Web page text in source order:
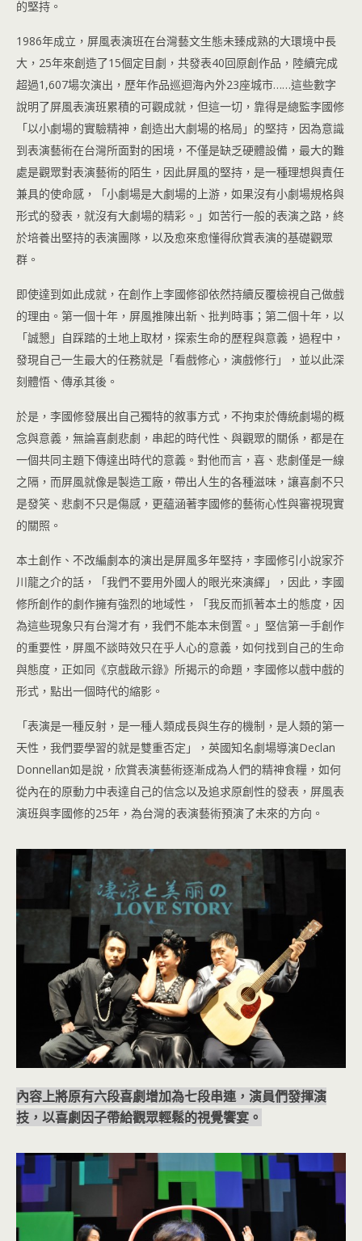
的堅持。
1986年成立，屏風表演班在台灣藝文生態未臻成熟的大環境中長
大，25年來創造了15個定目劇，共發表40回原創作品，陸續完成
超過1,607場次演出，歷年作品巡迴海內外23座城市……這些數字
說明了屏風表演班累積的可觀成就，但這一切，靠得是總監李國修
「以小劇場的實驗精神，創造出大劇場的格局」的堅持，因為意識
到表演藝術在台灣所面對的困境，不僅是缺乏硬體設備，最大的難
處是觀眾對表演藝術的陌生，因此屏風的堅持，是一種理想與責任
兼具的使命感，「小劇場是大劇場的上游，如果沒有小劇場規格與
形式的發表，就沒有大劇場的精彩。」如苦行一般的表演之路，終
於培養出堅持的表演團隊，以及愈來愈懂得欣賞表演的基礎觀眾
群。
即使達到如此成就，在創作上李國修卻依然持續反覆檢視自己做戲
的理由。第一個十年，屏風推陳出新、批判時事；第二個十年，以
「誠懇」自踩踏的土地上取材，探索生命的歷程與意義，過程中，
發現自己一生最大的任務就是「看戲修心，演戲修行」，並以此深
刻體悟、傳承其後。
於是，李國修發展出自己獨特的敘事方式，不拘束於傳統劇場的概
念與意義，無論喜劇悲劇，串起的時代性、與觀眾的關係，都是在
一個共同主題下傳達出時代的意義。對他而言，喜、悲劇僅是一線
之隔，而屏風就像是製造工廠，帶出人生的各種滋味，讓喜劇不只
是發笑、悲劇不只是傷感，更蘊涵著李國修的藝術心性與審視現實
的關照。
本土創作、不改編劇本的演出是屏風多年堅持，李國修引小說家芥
川龍之介的話，「我們不要用外國人的眼光來演繹」，因此，李國
修所創作的劇作擁有強烈的地域性，「我反而抓著本土的態度，因
為這些現象只有台灣才有，我們不能本末倒置。」堅信第一手創作
的重要性，屏風不談時效只在乎人心的意義，如何找到自己的生命
與態度，正如同《京戲啟示錄》所揭示的命題，李國修以戲中戲的
形式，點出一個時代的縮影。
「表演是一種反射，是一種人類成長與生存的機制，是人類的第一
天性，我們要學習的就是雙重否定」，英國知名劇場導演Declan
Donnellan如是說，欣賞表演藝術逐漸成為人們的精神食糧，如何
從內在的原動力中表達自己的信念以及追求原創性的發表，屏風表
演班與李國修的25年，為台灣的表演藝術預演了未來的方向。
內容上將原有六段喜劇增加為七段串連，演員們發揮演
技，以喜劇因子帶給觀眾輕鬆的視覺饗宴。